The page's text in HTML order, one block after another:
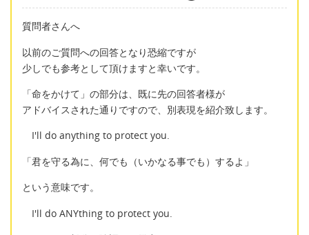
質問者さんへ
以前のご質問への回答となり恐縮ですが
少しでも参考として頂けますと幸いです。
「命をかけて」の部分は、既に先の回答者様が
アドバイスされた通りですので、別表現を紹介致します。
I'll do anything to protect you.
「君を守る為に、何でも（いかなる事でも）するよ」
という意味です。
I'll do ANYthing to protect you.